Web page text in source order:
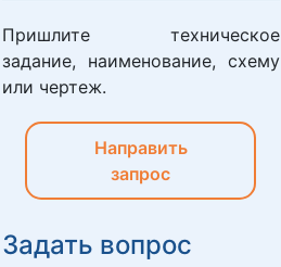
Пришлите техническое
задание, наименование, схему
или чертеж.
Направить
запрос
Задать вопрос